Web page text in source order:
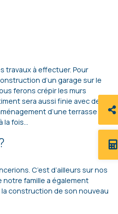
travaux à effectuer. Pour
d’un garage sur le
ferons crépir les murs
sera aussi finie avec de la
d’une terrasse
la fois…
C’est d’ailleurs sur nos
notre famille a également
construction de son nouveau